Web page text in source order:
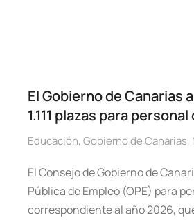
El Gobierno de Canarias
1.111 plazas para
Educación, Gobierno de Canarias,
El Consejo de Gobierno de
Pública de Empleo (OPE) para
correspondiente al año 2026,